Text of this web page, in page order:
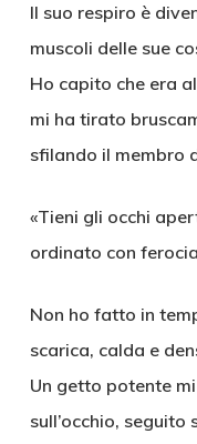
Il suo respiro è
muscoli delle sue
Ho capito che era
mi ha tirato
sfilando il membro
«Tieni gli occhi
ordinato con
Non ho fatto in
scarica, calda e
Un getto potente
sull’occhio,